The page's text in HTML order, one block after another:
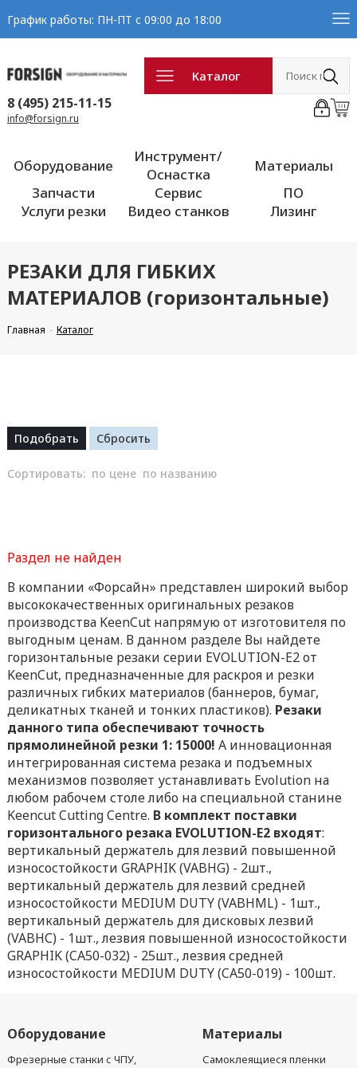
График работы: ПН-ПТ с 09:00 до 18:00
Каталог
8 (495) 215-11-15
info@forsign.ru
Оборудование
Инструмент/
Оснастка
Материалы
Запчасти
Сервис
ПО
Услуги резки
Видео станков Лизинг
РЕЗАКИ ДЛЯ ГИБКИХ
МАТЕРИАЛОВ (горизонтальные)
Главная Каталог
Сортировать: по цене по названию
Раздел не найден
В компании «Форсайн» представлен широкий выбор
высококачественных оригинальных резаков
производства KeenCut напрямую от изготовителя по
выгодным ценам. В данном разделе Вы найдете
горизонтальные резаки серии EVOLUTION-E2 от
KeenCut, предназначенные для раскроя и резки
различных гибких материалов (баннеров, бумаг,
деликатных тканей и тонких пластиков). Резаки
данного типа обеспечивают точность
прямолинейной резки 1: 15000! А инновационная
интегрированная система резака и подъемных
механизмов позволяет устанавливать Evolution на
любом рабочем столе либо на специальной станине
Keencut Cutting Centre. В комплект поставки
горизонтального резака EVOLUTION-E2 входят:
вертикальный держатель для лезвий повышенной
износостойкости GRAPHIK (VABHG) - 2шт.,
вертикальный держатель для лезвий средней
износостойкости MEDIUM DUTY (VABHML) - 1шт.,
вертикальный держатель для дисковых лезвий
(VABHС) - 1шт., лезвия повышенной износостойкости
GRAPHIK (CA50-032) - 25шт., лезвия средней
износостойкости MEDIUM DUTY (CA50-019) - 100шт.
Оборудование
Фрезерные станки с ЧПУ,
Материалы
Самоклеящиеся пленки